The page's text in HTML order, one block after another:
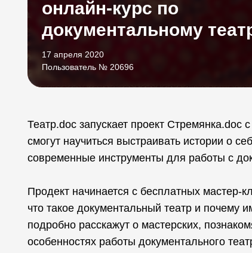
онлайн-курс по
документальному
17 апреля 2020
Пользователь № 20696
Театр.doc запускает проект Стремянка.doc
смогут научиться выстраивать истории о
современные инструменты для работы с
Продект начинается с бесплатных мастер-
что такое документальный театр и почему
подробно расскажут о мастерских,
особенностях работы документального